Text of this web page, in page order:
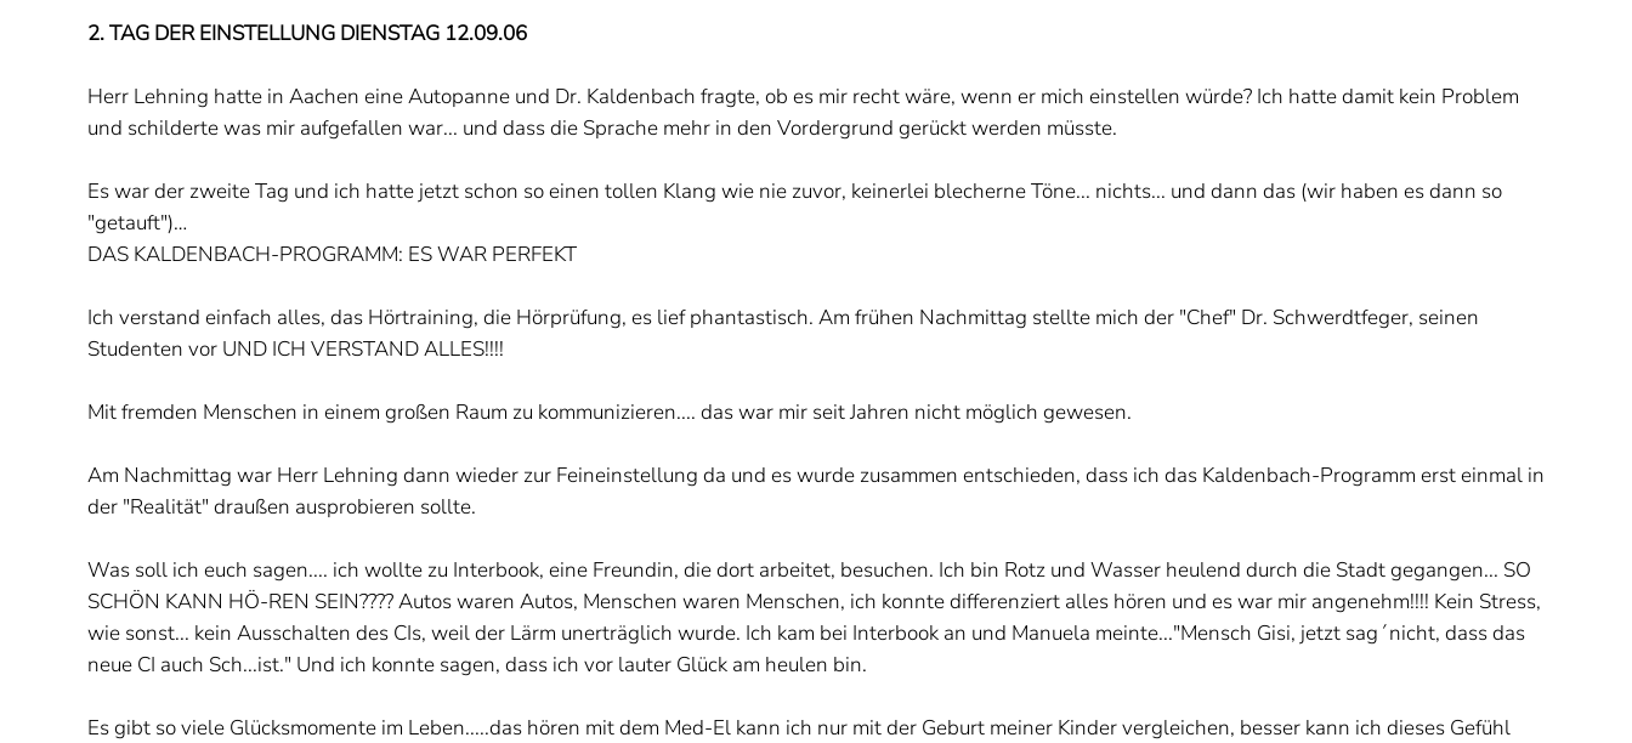
2. TAG DER EINSTELLUNG DIENSTAG 12.09.06
Herr Lehning hatte in Aachen eine Autopanne und Dr. Kaldenbach fragte, ob es mir recht wäre, wenn er mich einstellen würde? Ich hatte damit kein Problem
und schilderte was mir aufgefallen war... und dass die Sprache mehr in den Vordergrund gerückt werden müsste.
Es war der zweite Tag und ich hatte jetzt schon so einen tollen Klang wie nie zuvor, keinerlei blecherne Töne... nichts... und dann das (wir haben es dann so
"getauft")…
DAS KALDENBACH-PROGRAMM: ES WAR PERFEKT
Ich verstand einfach alles, das Hörtraining, die Hörprüfung, es lief phantastisch. Am frühen Nachmittag stellte mich der "Chef" Dr. Schwerdtfeger, seinen
Studenten vor UND ICH VERSTAND ALLES!!!!
Mit fremden Menschen in einem großen Raum zu kommunizieren.... das war mir seit Jahren nicht möglich gewesen.
Am Nachmittag war Herr Lehning dann wieder zur Feineinstellung da und es wurde zusammen entschieden, dass ich das Kaldenbach-Programm erst einmal in
der "Realität" draußen ausprobieren sollte.
Was soll ich euch sagen.... ich wollte zu Interbook, eine Freundin, die dort arbeitet, besuchen. Ich bin Rotz und Wasser heulend durch die Stadt gegangen... SO
SCHÖN KANN HÖ-REN SEIN???? Autos waren Autos, Menschen waren Menschen, ich konnte differenziert alles hören und es war mir angenehm!!!! Kein Stress,
wie sonst... kein Ausschalten des CIs, weil der Lärm unerträglich wurde. Ich kam bei Interbook an und Manuela meinte..."Mensch Gisi, jetzt sag´nicht, dass das
neue CI auch Sch...ist." Und ich konnte sagen, dass ich vor lauter Glück am heulen bin.
Es gibt so viele Glücksmomente im Leben.....das hören mit dem Med-El kann ich nur mit der Geburt meiner Kinder vergleichen, besser kann ich dieses Gefühl